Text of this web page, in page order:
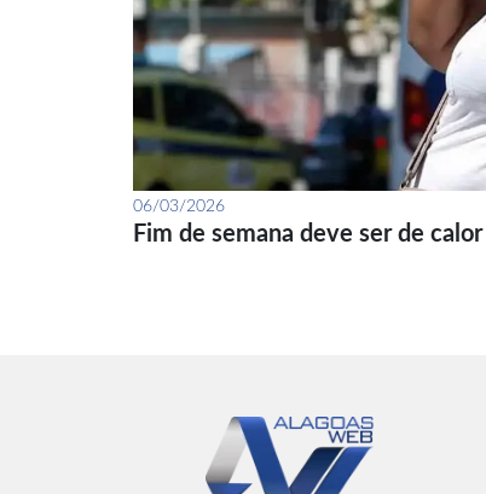
06/03/2026
Fim de semana deve ser de